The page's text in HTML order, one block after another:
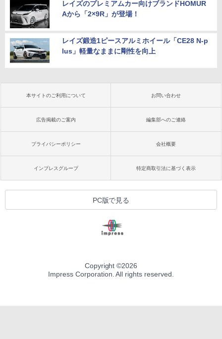
レイズのプレミアムカー向けブランドHOMUR
Aから「2×9R」が登場！
レイズ鍛造1ピースアルミホイール「CE28 N-p
lus」軽量なままに剛性を向上
本サイトのご利用について お問い合わせ
広告掲載のご案内 編集部へのご連絡
プライバシーポリシー 会社概要
インプレスグループ 特定商取引法に基づく表示
PC版で見る
Copyright ©2026
Impress Corporation. All rights reserved.